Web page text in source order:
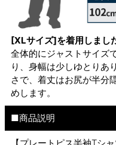
[XLサイズ]を着用しまし
全体的にジャストサイズ
り、身幅は少しゆとりあ
さで、着丈はお尻が半分
めします。
■商品説明